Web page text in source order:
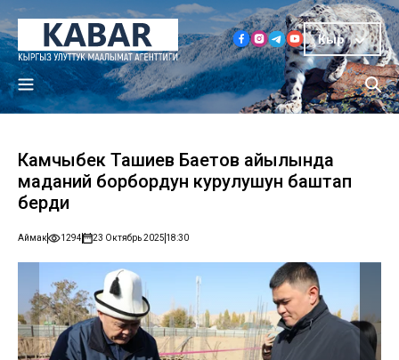
Кыр
Камчыбек Ташиев Баетов айылында
маданий борбордун курулушун баштап
берди
Аймак 1294 23 Октябрь 2025 18:30